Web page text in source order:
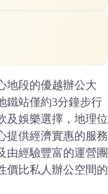
地段的優越辦公大
鐵站僅約3分鐘步行
及娛樂選擇，地理位
提供經濟實惠的服務
由經驗豐富的運營團
價比私人辦公空間的